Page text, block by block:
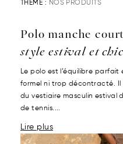
THÈME : NOS PRODUITS
Polo manche
style estival et chic
Le polo est l’équilibre
formel ni trop décontracté. Il
du vestiaire masculin estival
de tennis....
Lire plus